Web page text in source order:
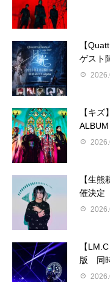
【
ゲスト
【キ
【生
催決定
【
版 同